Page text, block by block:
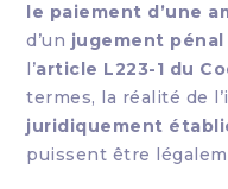
le paiement d’une
d’un jugement
l’article L223-1 du
termes, la réalité de
juridiquement
puissent être